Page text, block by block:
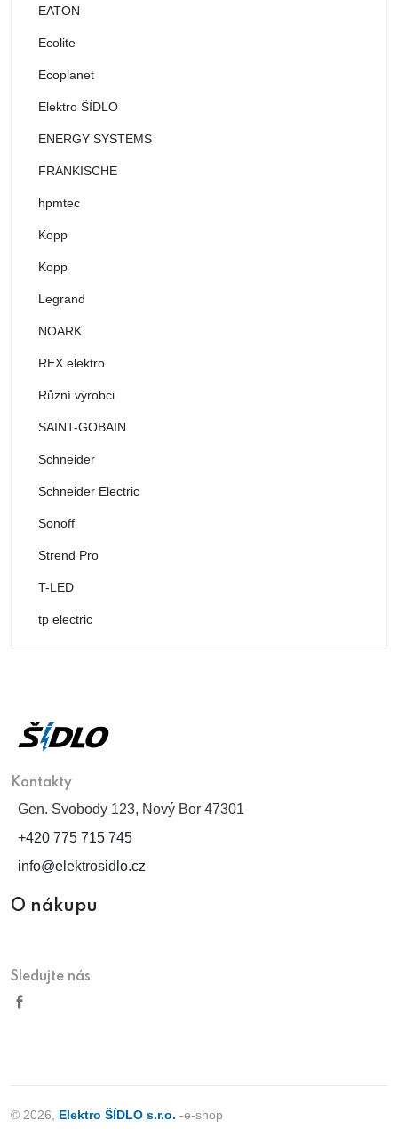
EATON
Ecolite
Ecoplanet
Elektro ŠÍDLO
ENERGY SYSTEMS
FRÄNKISCHE
hpmtec
Kopp
Kopp
Legrand
NOARK
REX elektro
Různí výrobci
SAINT-GOBAIN
Schneider
Schneider Electric
Sonoff
Strend Pro
T-LED
tp electric
Kontakty
Gen. Svobody 123, Nový Bor 47301
+420 775 715 745
info@elektrosidlo.cz
O nákupu
Sledujte nás
© 2026, Elektro ŠÍDLO s.r.o. -e-shop